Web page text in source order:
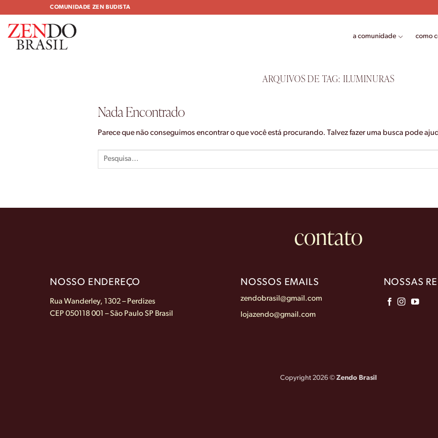
content
COMUNIDADE ZEN BUDISTA
a comunidade como
ARQUIVOS DE TAG: ILUMINURAS
Nada Encontrado
Parece que não conseguimos encontrar o que você está procurando. Talvez fazer uma busca pode
contato
NOSSO ENDEREÇO
Rua Wanderley, 1302 – Perdizes
CEP 050118 001 – São Paulo SP Brasil
NOSSOS EMAILS
zendobrasil@gmail.com
lojazendo@gmail.com
NOSSAS
Copyright 2026 © Zendo Brasil